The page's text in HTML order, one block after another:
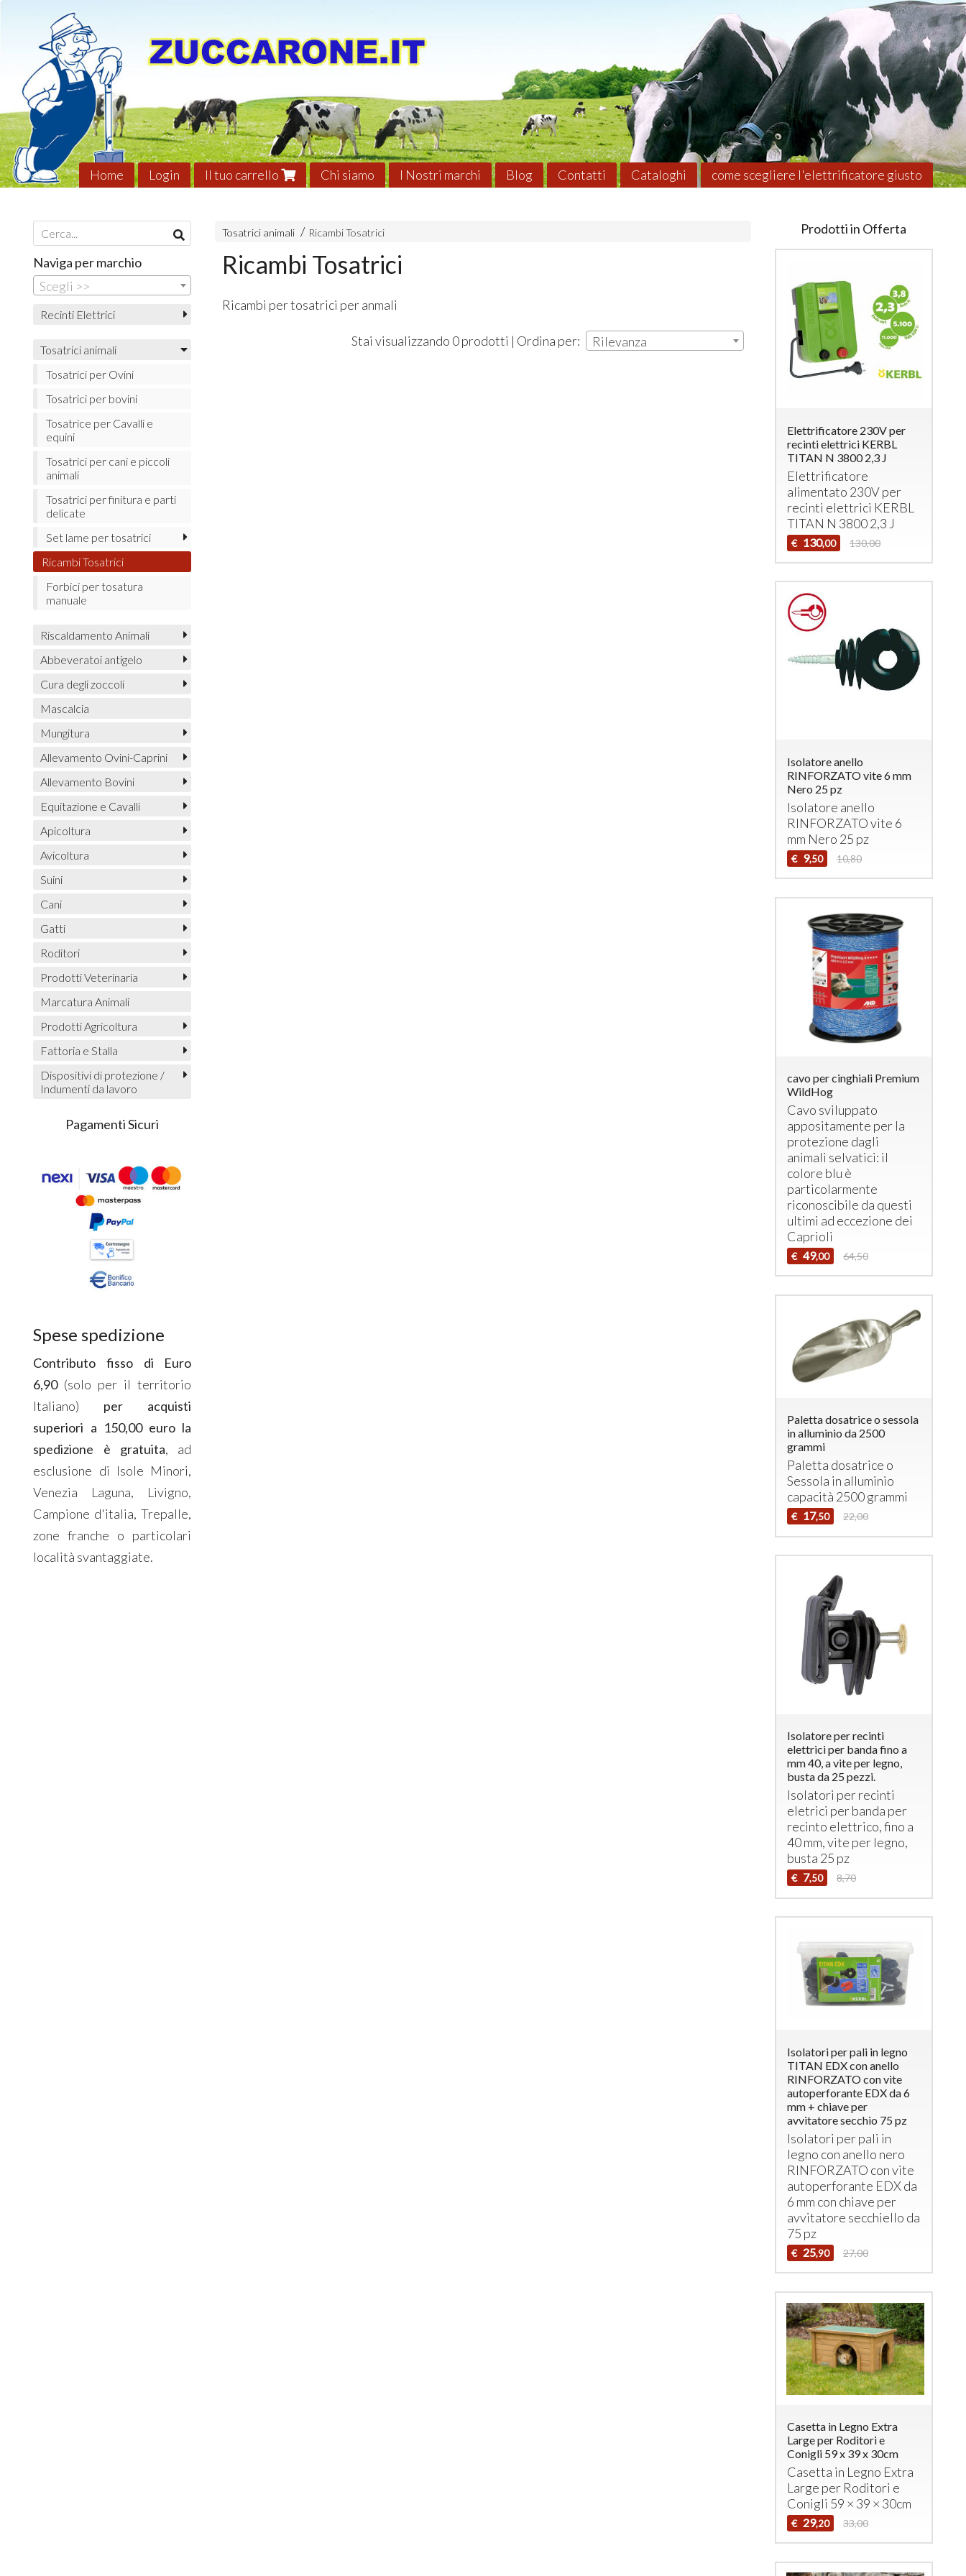
Home Login Il tuo carrello Chi siamo I Nostri marchi Blog Contatti Cataloghi come scegliere l'elettrificatore giusto
Tosatrici animali Ricambi Tosatrici
Ricambi Tosatrici
Ricambi per tosatrici per anmali
Stai visualizzando 0 prodotti | Ordina per: Rilevanza
Naviga per marchio
Scegli >>
Recinti Elettrici
Tosatrici animali
Tosatrici per Ovini
Tosatrici per bovini
Tosatrice per Cavalli e
equini
Tosatrici per cani e piccoli
animali
Tosatrici per finitura e parti
delicate
Set lame per tosatrici
Ricambi Tosatrici
Forbici per tosatura
manuale
Riscaldamento Animali
Abbeveratoi antigelo
Cura degli zoccoli
Mascalcia
Mungitura
Allevamento Ovini-Caprini
Allevamento Bovini
Equitazione e Cavalli
Apicoltura
Avicoltura
Suini
Cani
Gatti
Roditori
Prodotti Veterinaria
Marcatura Animali
Prodotti Agricoltura
Fattoria e Stalla
Dispositivi di protezione /
Indumenti da lavoro
Pagamenti Sicuri
Spese spedizione
Contributo fisso di Euro
6,90(solo per il territorio
Italiano) per acquisti
superiori a 150,00 euro la
spedizione è gratuita, ad
esclusione di Isole Minori,
Venezia Laguna, Livigno,
Campione d'italia, Trepalle,
zone franche o particolari
località svantaggiate.
Prodotti in Offerta
Elettrificatore 230V per
recinti elettrici KERBL
TITAN N 3800 2,3 J
Elettrificatore
alimentato 230V per
recinti elettrici KERBL
TITAN N 3800 2,3 J
€ 130,00 130,00
Isolatore anello
RINFORZATO vite 6 mm
Nero 25 pz
Isolatore anello
RINFORZATOvite 6
mm Nero 25 pz
€ 9,50 10,80
cavo per cinghiali Premium
WildHog
Cavo sviluppato
appositamente per la
protezione dagli
animali selvatici: il
colore blu è
particolarmente
riconoscibile da questi
ultimi ad eccezione dei
Caprioli
€ 49,00 64,50
Paletta dosatrice o sessola
in alluminio da 2500
grammi
Paletta dosatrice o
Sessola in alluminio
capacità 2500 grammi
€ 17,50 22,00
Isolatore per recinti
elettrici per banda fino a
mm 40, a vite per legno,
busta da 25 pezzi.
Isolatori per recinti
eletrici per banda per
recinto elettrico, fino a
40 mm, vite per legno,
busta 25 pz
€ 7,50 8,70
Isolatori per pali in legno
TITAN EDX con anello
RINFORZATO con vite
autoperforante EDX da 6
mm + chiave per
avvitatore secchio 75 pz
Isolatori per pali in
legno con anello nero
RINFORZATO con vite
autoperforante EDXda
6 mm con chiave per
avvitatore secchiello da
75 pz
€ 25,90 27,00
Casetta in Legno Extra
Large per Roditori e
Conigli 59 x 39 x 30cm
Casetta in Legno Extra
Large per Roditori e
Conigli 59 × 39 × 30cm
€ 29,20 33,00